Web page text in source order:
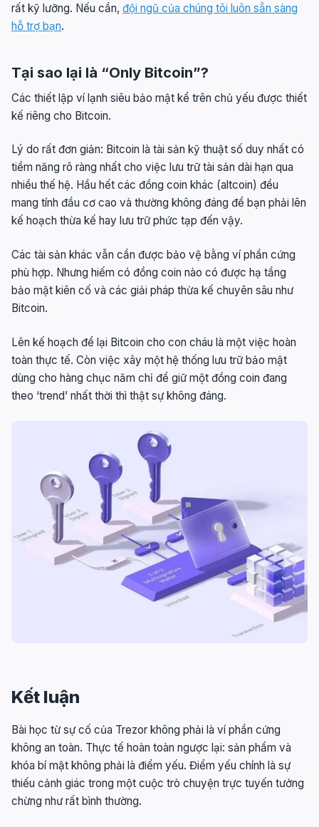
rất kỹ lưỡng. Nếu cần, đội ngũ của chúng tôi luôn sẵn sàng
hỗ trợ bạn.
Tại sao lại là “Only Bitcoin”?
Các thiết lập ví lạnh siêu bảo mật kể trên chủ yếu được thiết
kế riêng cho Bitcoin.
Lý do rất đơn giản: Bitcoin là tài sản kỹ thuật số duy nhất có
tiềm năng rõ ràng nhất cho việc lưu trữ tài sản dài hạn qua
nhiều thế hệ. Hầu hết các đồng coin khác (altcoin) đều
mang tính đầu cơ cao và thường không đáng để bạn phải lên
kế hoạch thừa kế hay lưu trữ phức tạp đến vậy.
Các tài sản khác vẫn cần được bảo vệ bằng ví phần cứng
phù hợp. Nhưng hiếm có đồng coin nào có được hạ tầng
bảo mật kiên cố và các giải pháp thừa kế chuyên sâu như
Bitcoin.
Lên kế hoạch để lại Bitcoin cho con cháu là một việc hoàn
toàn thực tế. Còn việc xây một hệ thống lưu trữ bảo mật
dùng cho hàng chục năm chỉ để giữ một đồng coin đang
theo ‘trend’ nhất thời thì thật sự không đáng.
Kết luận
Bài học từ sự cố của Trezor không phải là ví phần cứng
không an toàn. Thực tế hoàn toàn ngược lại: sản phẩm và
khóa bí mật không phải là điểm yếu. Điểm yếu chính là sự
thiếu cảnh giác trong một cuộc trò chuyện trực tuyến tưởng
chừng như rất bình thường.